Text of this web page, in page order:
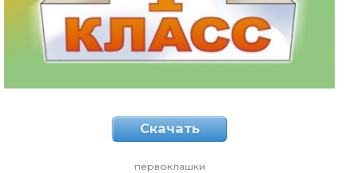
Скачать
первоклашки